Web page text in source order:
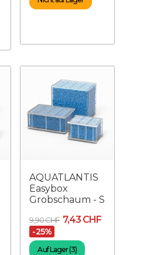
AQUATLANTIS
Easybox
Grobschaum - S
9,90 CHF 7,43 CHF
-25%
Auf Lager (3)